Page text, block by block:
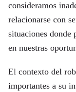
consideramos
relacionarse con
situaciones
en nuestras
El contexto del
importantes a su